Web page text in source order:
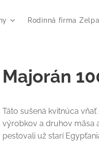
Rodinná firma
Majorán
Táto sušená kvitnúca
výrobkov a druhov mäsa
pestovali už starí